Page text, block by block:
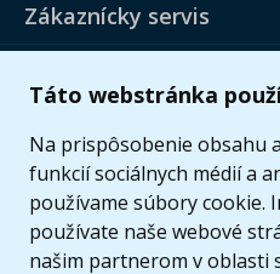
Táto webstránka
Na prispôsobenie obsahu
funkcií sociálnych médií a
používame súbory cookie.
používate naše webové
našim partnerom v oblasti
Zákaznícky servis